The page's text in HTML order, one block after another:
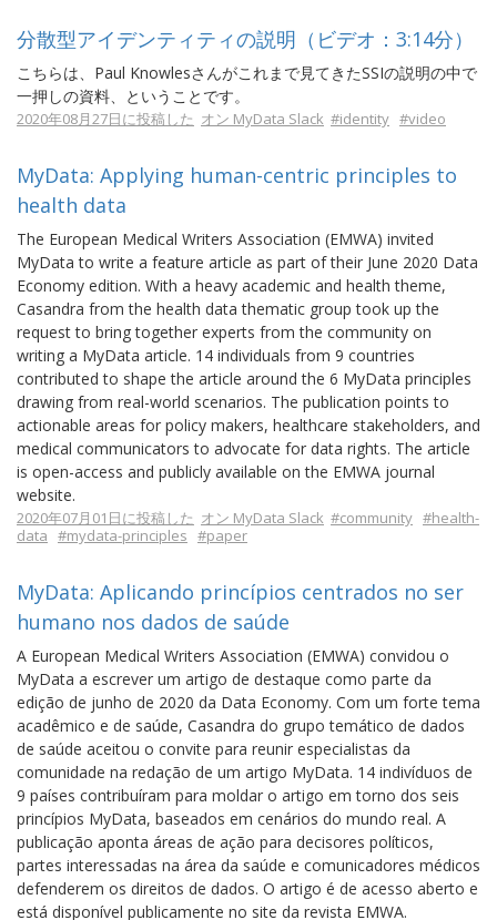
分散型アイデンティティの説明（ビデオ：3:14分）
こちらは、Paul Knowlesさんがこれまで見てきたSSIの説明の中で
一押しの資料、ということです。
2020年08月27日に投稿した オン MyData Slack #identity #video
MyData: Applying human-centric principles to
health data
The European Medical Writers Association (EMWA) invited
MyData to write a feature article as part of their June 2020 Data
Economy edition. With a heavy academic and health theme,
Casandra from the health data thematic group took up the
request to bring together experts from the community on
writing a MyData article. 14 individuals from 9 countries
contributed to shape the article around the 6 MyData principles
drawing from real-world scenarios. The publication points to
actionable areas for policy makers, healthcare stakeholders, and
medical communicators to advocate for data rights. The article
is open-access and publicly available on the EMWA journal
website.
2020年07月01日に投稿した オン MyData Slack #community #health-
data #mydata-principles #paper
MyData: Aplicando princípios centrados no ser
humano nos dados de saúde
A European Medical Writers Association (EMWA) convidou o
MyData a escrever um artigo de destaque como parte da
edição de junho de 2020 da Data Economy. Com um forte tema
acadêmico e de saúde, Casandra do grupo temático de dados
de saúde aceitou o convite para reunir especialistas da
comunidade na redação de um artigo MyData. 14 indivíduos de
9 países contribuíram para moldar o artigo em torno dos seis
princípios MyData, baseados em cenários do mundo real. A
publicação aponta áreas de ação para decisores políticos,
partes interessadas na área da saúde e comunicadores médicos
defenderem os direitos de dados. O artigo é de acesso aberto e
está disponível publicamente no site da revista EMWA.